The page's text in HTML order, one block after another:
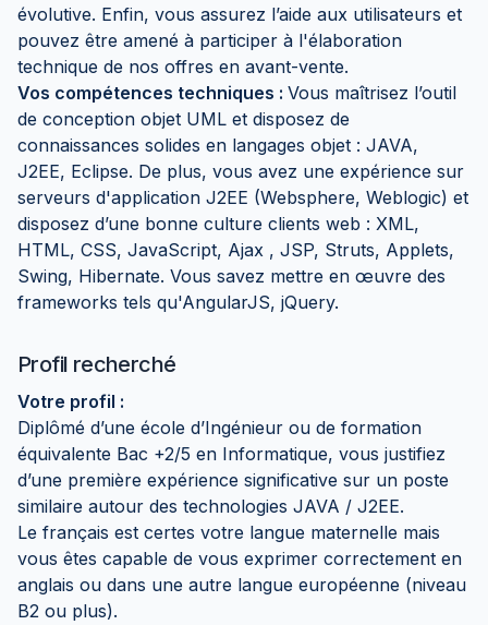
évolutive. Enfin, vous assurez l’aide aux utilisateurs et
pouvez être amené à participer à l'élaboration
technique de nos offres en avant-vente.
Vos compétences techniques : Vous maîtrisez l’outil
de conception objet UML et disposez de
connaissances solides en langages objet : JAVA,
J2EE, Eclipse. De plus, vous avez une expérience sur
serveurs d'application J2EE (Websphere, Weblogic) et
disposez d’une bonne culture clients web : XML,
HTML, CSS, JavaScript, Ajax , JSP, Struts, Applets,
Swing, Hibernate. Vous savez mettre en œuvre des
frameworks tels qu'AngularJS, jQuery.
Profil recherché
Votre profil :
Diplômé d’une école d’Ingénieur ou de formation
équivalente Bac +2/5 en Informatique, vous justifiez
d’une première expérience significative sur un poste
similaire autour des technologies JAVA / J2EE.
Le français est certes votre langue maternelle mais
vous êtes capable de vous exprimer correctement en
anglais ou dans une autre langue européenne (niveau
B2 ou plus).